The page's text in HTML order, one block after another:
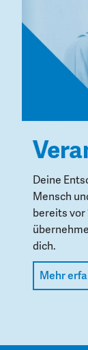
Deine
Mensch
bereits vor
dich.
Mehr